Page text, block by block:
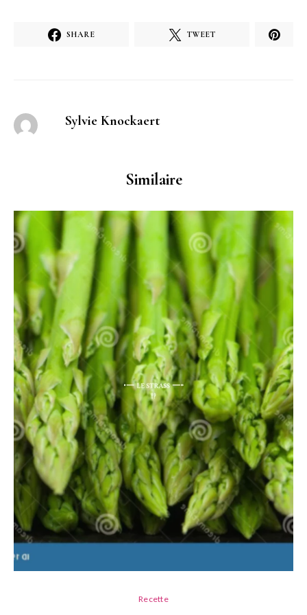
SHARE TWEET
Sylvie Knockaert
Similaire
Recette